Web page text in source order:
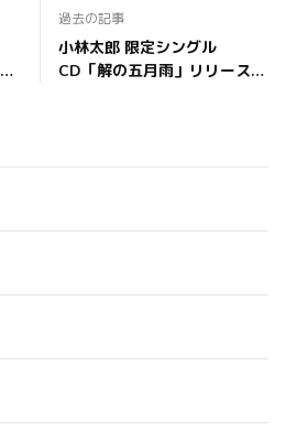
過去の記事
小林太郎 限定シングル
CD「解の五月雨」リリース決